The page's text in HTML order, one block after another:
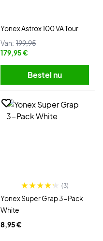
Yonex Astrox 100 VA Tour
Van: 199,95
179,95 €
Bestel nu
(3)
Yonex Super Grap 3-Pack
White
8,95 €